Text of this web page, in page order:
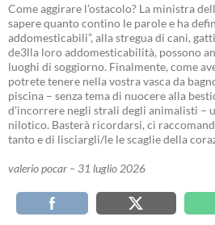
Come aggirare l’ostacolo? La ministra
sapere quanto contino le parole e ha
addomesticabili”, alla stregua di cani,
de3lla loro addomesticabilità, possono
luoghi di soggiorno. Finalmente, come
potrete tenere nella vostra vasca da
piscina – senza tema di nuocere alla
d’incorrere negli strali degli animalisti –
nilotico. Basterà ricordarsi, ci
tanto e di lisciargli/le le scaglie della
valerio pocar – 31 luglio 2026